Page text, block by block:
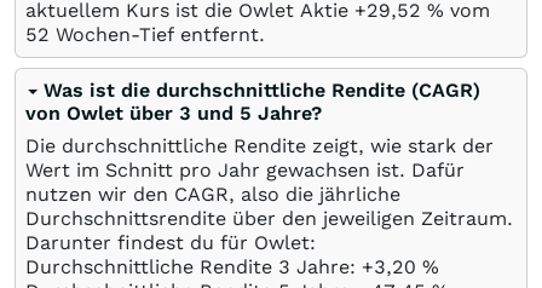
aktuellem Kurs ist die Owlet Aktie +29,52 % vom
52 Wochen-Tief entfernt.
Was ist die durchschnittliche Rendite (CAGR)
von Owlet über 3 und 5 Jahre?
Die durchschnittliche Rendite zeigt, wie stark der
Wert im Schnitt pro Jahr gewachsen ist. Dafür
nutzen wir den CAGR, also die jährliche
Durchschnittsrendite über den jeweiligen Zeitraum.
Darunter findest du für Owlet:
Durchschnittliche Rendite 3 Jahre: +3,20 %